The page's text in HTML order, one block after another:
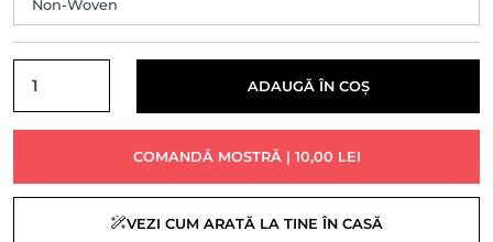
ADAUGĂ ÎN COȘ
COMANDĂ MOSTRĂ | 10,00 LEI
VEZI CUM ARATĂ LA TINE ÎN CASĂ